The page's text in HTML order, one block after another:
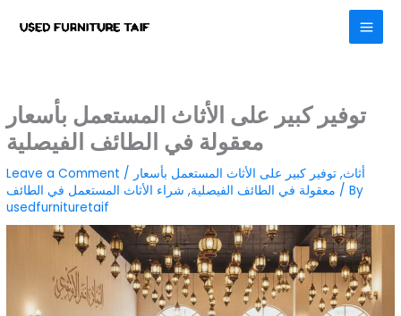
توفير كبير على الأثاث المستعمل بأسعار
معقولة في الطائف الفيصلية
Leave a Comment / أثاث, توفير كبير على الأثاث المستعمل بأسعار
معقولة في الطائف الفيصلية, شراء الأثاث المستعمل في الطائف
/ By
usedfurnituretaif